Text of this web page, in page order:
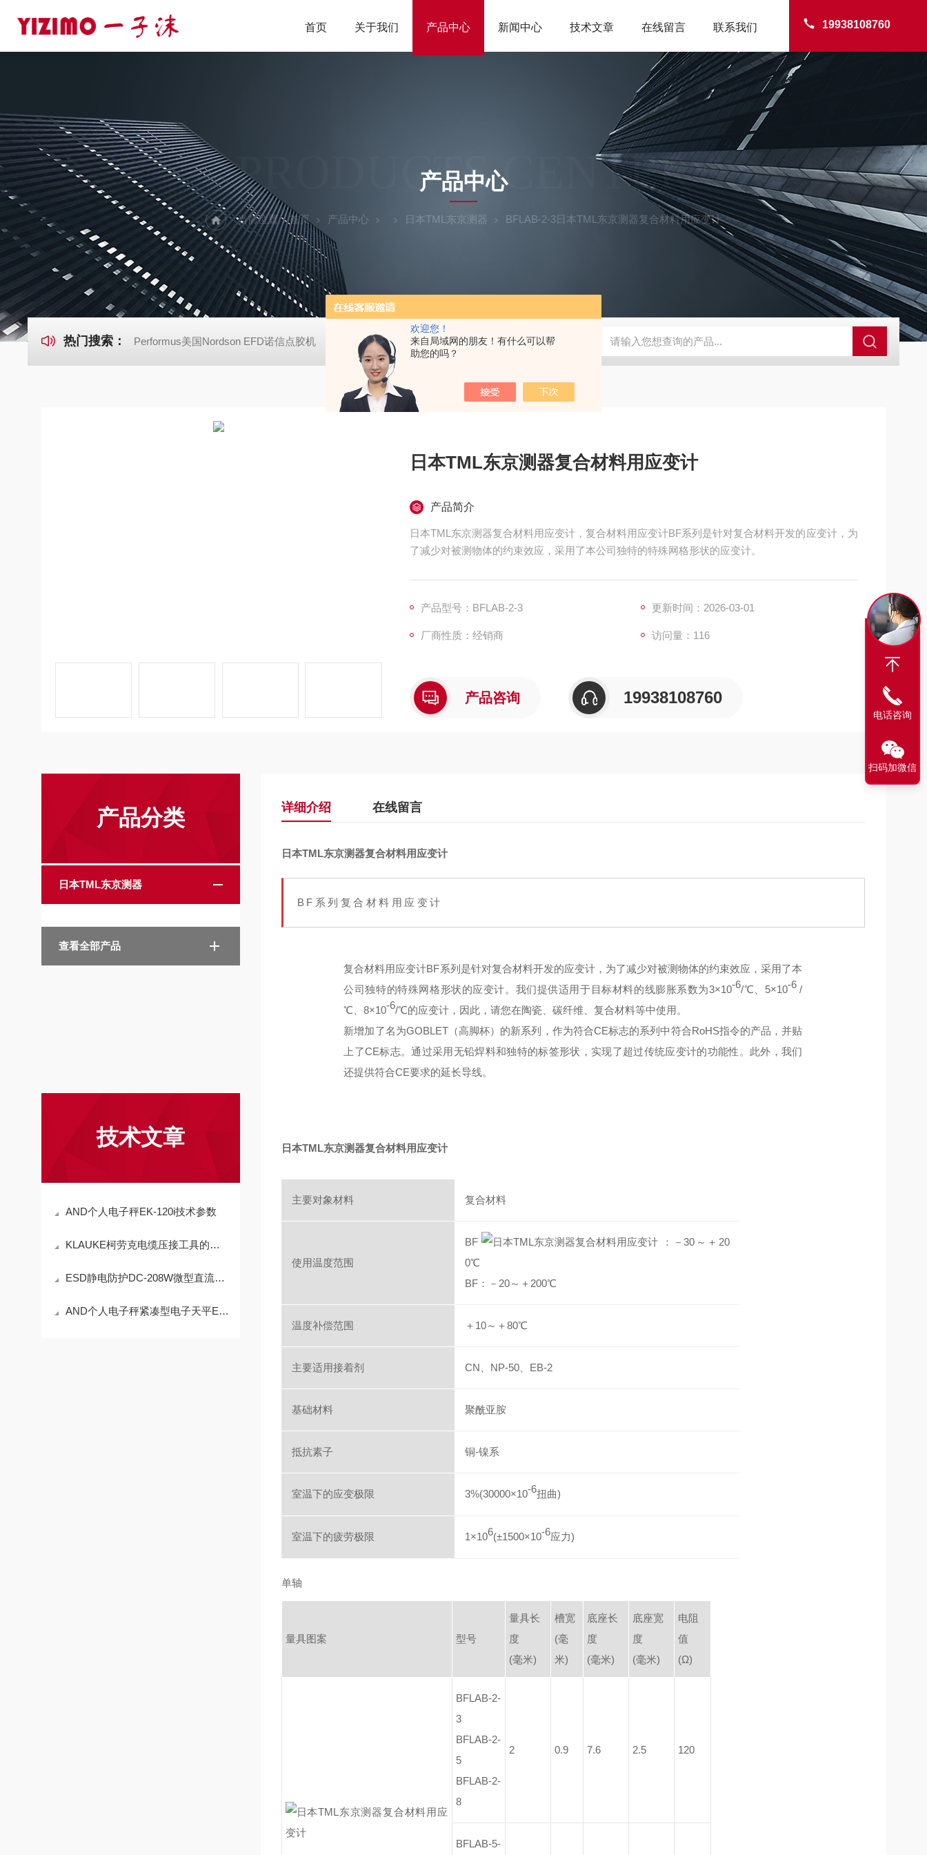
欢迎您！
来自局域网的朋友！有什么可以帮
助您的吗？
19938108760
首页 关于我们 产品中心 新闻中心 技术文章 在线留言 联系我们
PRODUCTS CENTER
产品中心
当前位置：首页 产品中心 日本TML东京测器 BFLAB-2-3日本TML东京测器复合材料用应变计
热门搜索： Performus美国Nordson EFD诺信点胶机 日本大塚otsuka MINUK 3D显微镜 TX-200日本凯特KETT外观分析仪器 粒度镜 SR-24LE美国里奇 RIDGID 管线定位仪带GPS
日本TML东京测器复合材料用应变计
产品简介
日本TML东京测器复合材料用应变计，复合材料用应变计BF系列是针对复合材料开发的应变计，为
了减少对被测物体的约束效应，采用了本公司独特的特殊网格形状的应变计。
产品型号：BFLAB-2-3 更新时间：2026-03-01
厂商性质：经销商 访问量：116
产品咨询 19938108760
产品分类
日本TML东京测器
查看全部产品
技术文章
AND个人电子秤EK-120i技术参数
KLAUKE柯劳克电缆压接工具的使用技巧与操作指南
ESD静电防护DC-208W微型直流离子风机
AND个人电子秤紧凑型电子天平EK-300i技术参数
详细介绍 在线留言
日本TML东京测器复合材料用应变计
BF系列复合材料用应变计
复合材料用应变计BF系列是针对复合材料开发的应变计，为了减少对被测物体的约束效应，采用了本
公司独特的特殊网格形状的应变计。我们提供适用于目标材料的线膨胀系数为3×10-6/℃、5×10-6/
℃、8×10-6/℃的应变计，因此，请您在陶瓷、碳纤维、复合材料等中使用。
新增加了名为GOBLET（高脚杯）的新系列，作为符合CE标志的系列中符合RoHS指令的产品，并贴
上了CE标志。通过采用无铅焊料和独特的标签形状，实现了超过传统应变计的功能性。此外，我们
还提供符合CE要求的延长导线。
日本TML东京测器复合材料用应变计
主要对象材料 复合材料
使用温度范围
BF
：－30～＋20
0℃
BF：－20～＋200℃
温度补偿范围 ＋10～＋80℃
主要适用接着剂 CN、NP-50、EB-2
基础材料 聚酰亚胺
抵抗素子 铜-镍系
室温下的应变极限 3%(30000×10-6扭曲)
室温下的疲劳极限 1×106(±1500×10-6应力)
单轴
量具图案 型号
量具长
度
(毫米)
槽宽
(毫
米)
底座长
度
(毫米)
底座宽
度
(毫米)
电阻
值
(Ω)
BFLAB-2-
3
BFLAB-2-
5
BFLAB-2-
8
2 0.9 7.6 2.5 120
BFLAB-5-
电话咨询
扫码加微信